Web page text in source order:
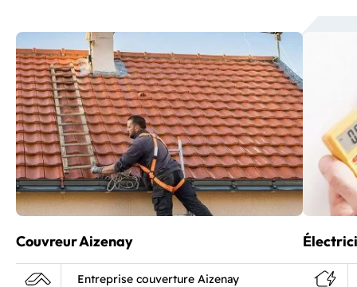
Couvreur Aizenay
Entreprise couverture Aizenay